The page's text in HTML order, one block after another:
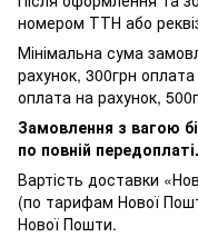
номером ТТН або
Мінімальна сума
рахунок, 300грн
оплата на рахунок,
Замовлення з вагою
по повній передоплаті.
Вартість доставки
(по тарифам Нової
Нової Пошти.